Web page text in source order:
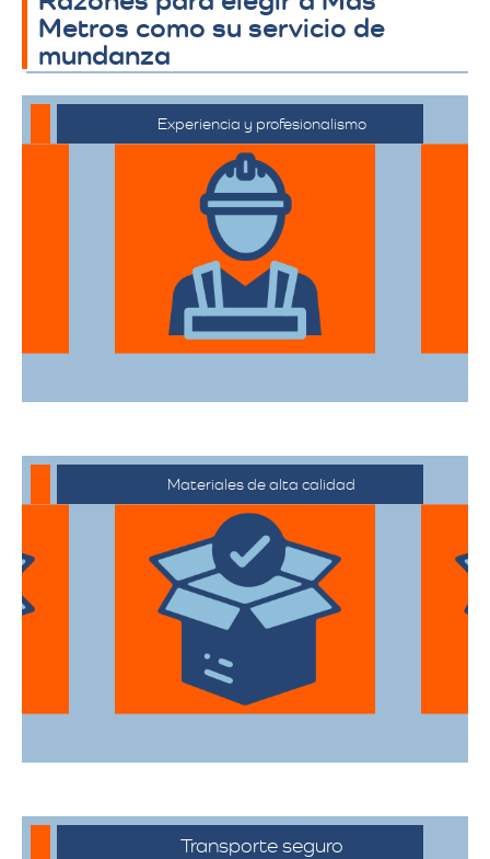
Metros como su servicio de
mundanza
Experiencia y profesionalismo
El equipo de expertos en mudanzas de
alta gama está capacitado para manejar
desde objetos delicados hasta muebles
de gran tamaño con el mayor cuidado.
Materiales de alta calidad
Utilizan materiales de embalaje de
primera categoría para garantizar que
todas sus pertenencias estén protegidas
durante el traslado.
Transporte seguro